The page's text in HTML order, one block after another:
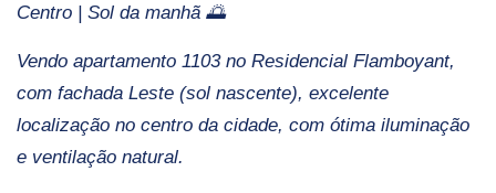
Centro | Sol da manhã 🌅
Vendo apartamento 1103 no Residencial Flamboyant,
com fachada Leste (sol nascente), excelente
localização no centro da cidade, com ótima iluminação
e ventilação natural.